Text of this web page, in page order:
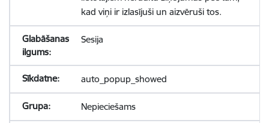
kad viņi ir izlasījuši un aizvēruši tos.
Sesija
auto_popup_showed
Nepieciešams